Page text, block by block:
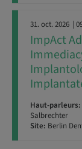
31. oct. 2026 |
ImpAct
Haut-parleurs:
Salbrechter
Site: Berlin